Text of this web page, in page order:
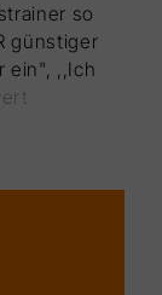
so
günstiger
ein", ,,Ich
noch